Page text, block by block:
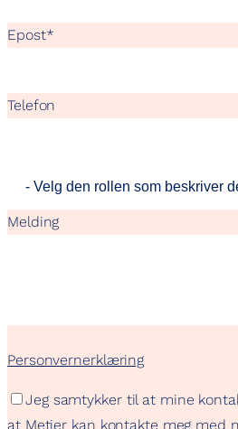
Epost*
Telefon
Melding
Personvernerklæring
Jeg samtykker til at mine
at Metier kan kontakte meg med